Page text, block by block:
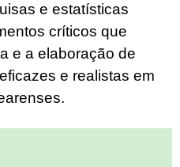
e estatísticas
críticos que
e a elaboração de
e realistas em